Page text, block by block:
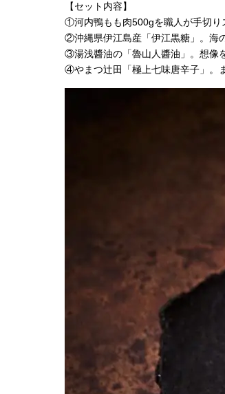
【セット内容】
①河内鴨もも肉500gを職人が手切り
②沖縄県伊江島産「伊江黒糖」。海
③湯浅醬油の「魯山人醬油」。想像
④やまつ辻田「極上七味唐辛子」。